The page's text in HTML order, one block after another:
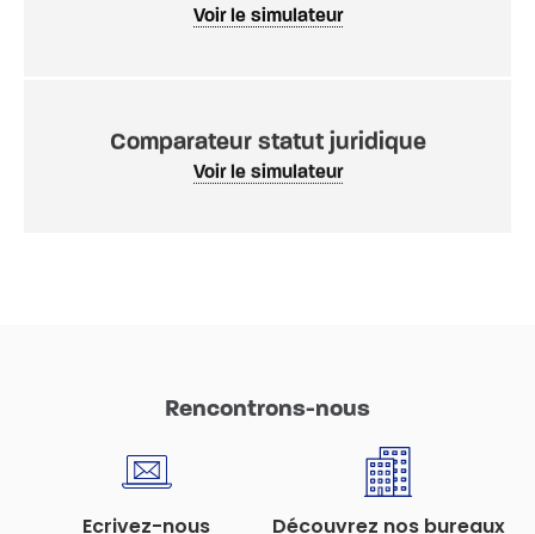
Voir le simulateur
Comparateur statut juridique
Voir le simulateur
Rencontrons-nous
Ecrivez-nous Découvrez nos bureaux